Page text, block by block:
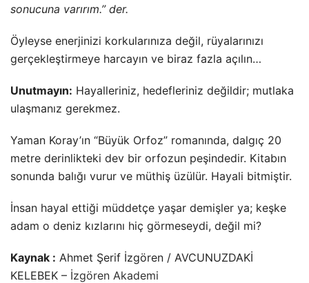
sonucuna varırım.” der.
Öyleyse enerjinizi korkularınıza değil, rüyalarınızı
gerçekleştirmeye harcayın ve biraz fazla açılın…
Unutmayın: Hayalleriniz, hedefleriniz değildir; mutlaka
ulaşmanız gerekmez.
Yaman Koray’ın “Büyük Orfoz” romanında, dalgıç 20
metre derinlikteki dev bir orfozun peşindedir. Kitabın
sonunda balığı vurur ve müthiş üzülür. Hayali bitmiştir.
İnsan hayal ettiği müddetçe yaşar demişler ya; keşke
adam o deniz kızlarını hiç görmeseydi, değil mi?
Kaynak : Ahmet Şerif İzgören / AVCUNUZDAKİ
KELEBEK – İzgören Akademi